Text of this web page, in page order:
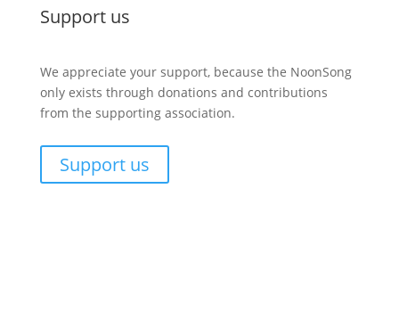
Support us
We appreciate your support, because the NoonSong
only exists through donations and contributions
from the supporting association.
Support us